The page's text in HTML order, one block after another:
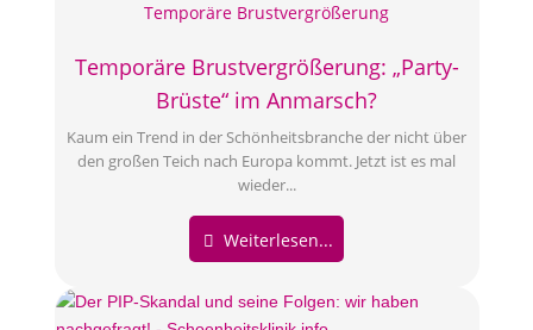
Temporäre Brustvergrößerung: „Party-
Brüste“ im Anmarsch?
Temporäre Brustvergrößerung
Kaum ein Trend in der Schönheitsbranche der nicht über
den großen Teich nach Europa kommt. Jetzt ist es mal
wieder...
Weiterlesen...